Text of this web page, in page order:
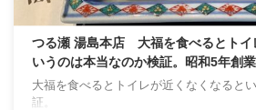
つる瀬 湯島本店 大福を食べるとトイ
いうのは本当なのか検証。昭和5年創業
大福を食べるとトイレが近くなくなると
証。